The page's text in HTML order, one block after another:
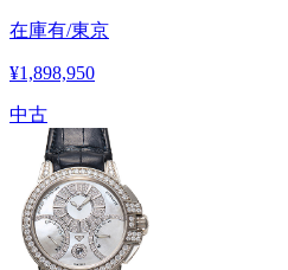
在庫有/東京
¥1,898,950
中古